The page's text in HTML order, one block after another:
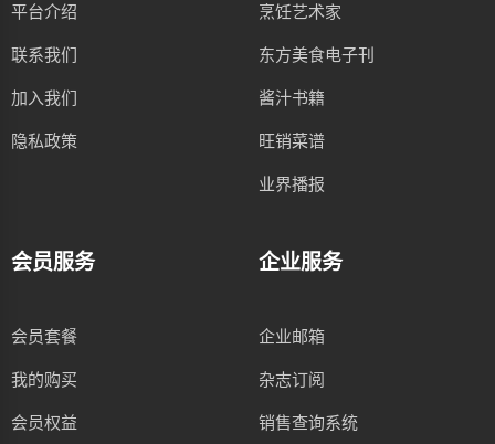
平台介绍
联系我们
加入我们
隐私政策
烹饪艺术家
东方美食电子刊
酱汁书籍
旺销菜谱
业界播报
会员服务
会员套餐
我的购买
会员权益
企业服务
企业邮箱
杂志订阅
销售查询系统